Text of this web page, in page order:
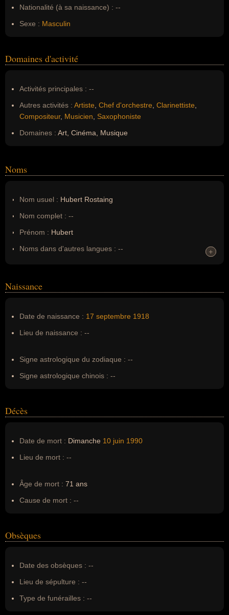
Nationalité (à sa naissance) : --
Sexe : Masculin
Domaines d'activité
Activités principales : --
Autres activités : Artiste Chef d'orchestre Clarinettiste
Compositeur, Musicien
Saxophoniste
Domaines : Art, Cinéma, Musique
Noms
Nom usuel : Hubert Rostaing
Nom complet : --
Prénom : Hubert
Noms dans d'autres langues : --
Nom de famille :Rostaing
+
+
Naissance
Date de naissance : 17 septembre 1918
Lieu de naissance : --
Signe astrologique du zodiaque : --
Signe astrologique chinois : --
Décès
Date de mort : Dimanche 10 juin 1990
Lieu de mort : --
Âge de mort : 71 ans
Cause de mort : --
Obsèques
Date des obsèques : --
Lieu de sépulture : --
Type de funérailles : --